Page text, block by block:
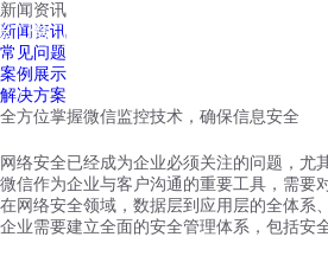
红鹰工作手机
新闻资讯
新闻资讯
常见问题
案例展示
解决方案
全方位掌握微信监控技术，确保信息安全
网络安全已经成为企业必须关注的问题，
微信作为企业与客户沟通的重要工具，需要
在网络安全领域，数据层到应用层的全体系
企业需要建立全面的安全管理体系，包括安